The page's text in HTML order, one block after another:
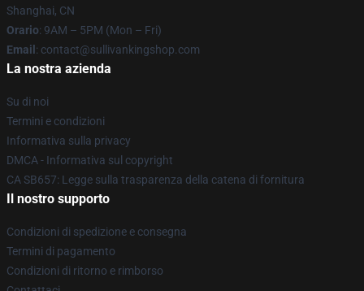
Shanghai, CN
Orario: 9AM – 5PM (Mon – Fri)
Email : contact@sullivankingshop.com
La nostra azienda
Su di noi
Termini e condizioni
Informativa sulla privacy
DMCA - Informativa sul copyright
CA SB657: Legge sulla trasparenza della catena di fornitura
Il nostro supporto
Condizioni di spedizione e consegna
Termini di pagamento
Condizioni di ritorno e rimborso